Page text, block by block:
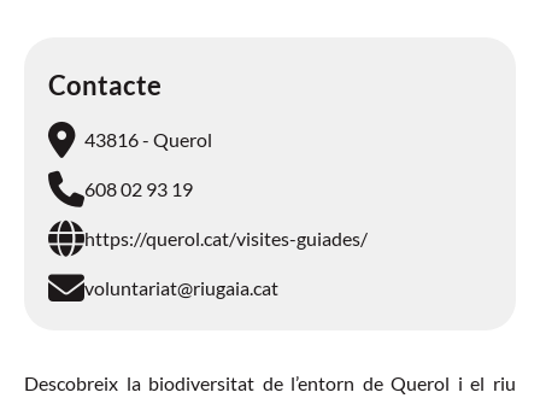
Contacte
43816 - Querol
608 02 93 19
https://querol.cat/visites-guiades/
voluntariat@riugaia.cat
Descobreix la biodiversitat de l’entorn de Querol i el riu